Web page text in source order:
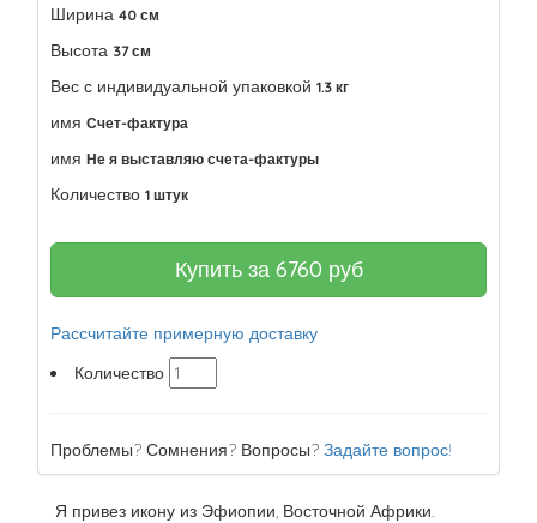
Ширина 40 см
Высота 37 см
Вес с индивидуальной упаковкой 1.3 кг
имя Счет-фактура
имя Не я выставляю счета-фактуры
Количество 1 штук
Купить за 6760 руб
Рассчитайте примерную доставку
Количество
Проблемы? Сомнения? Вопросы? Задайте вопрос!
Я привез икону из Эфиопии, Восточной Африки.